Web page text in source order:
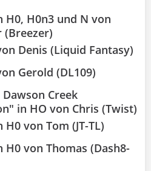
H0, H0n3 und N von
(Breezer)
Denis (Liquid Fantasy)
Gerold (DL109)
Dawson Creek
in HO von Chris (Twist)
von Tom (JT-TL)
H0 von Thomas (Dash8-